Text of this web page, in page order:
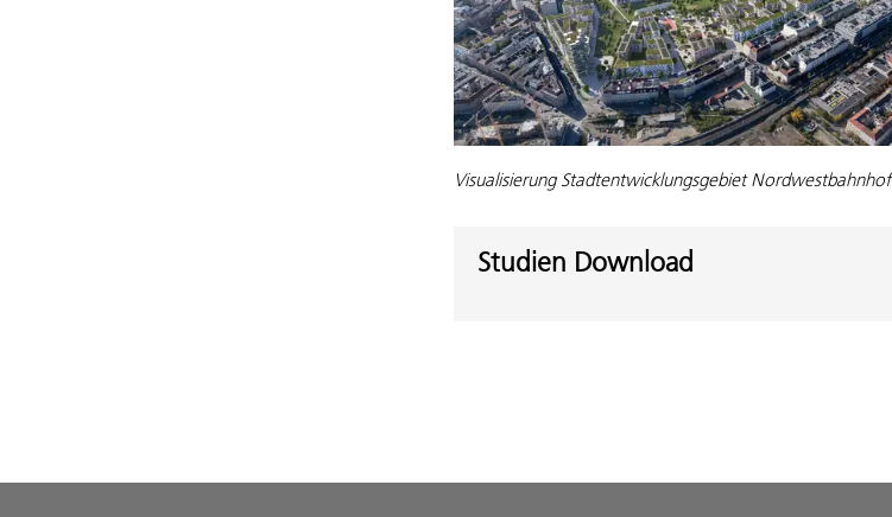
Visualisierung Stadtentwicklungsgebiet Nordwestbahnhof
Studien Download